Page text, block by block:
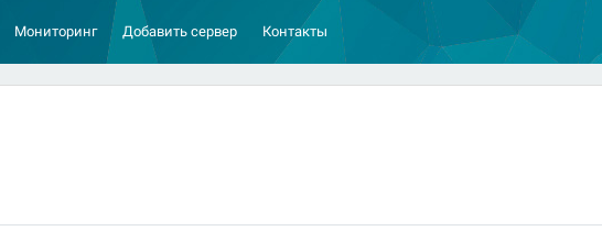
Мониторинг Добавить сервер Контакты